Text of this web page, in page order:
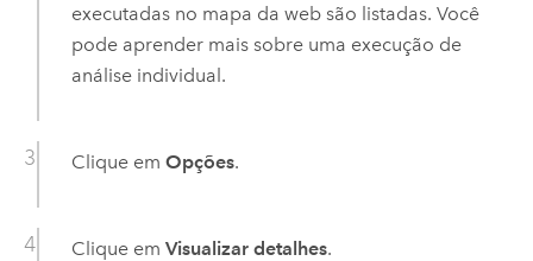
executadas no mapa da web são listadas. Você
pode aprender mais sobre uma execução de
análise individual.
Clique em Opções.
Clique em Visualizar detalhes.